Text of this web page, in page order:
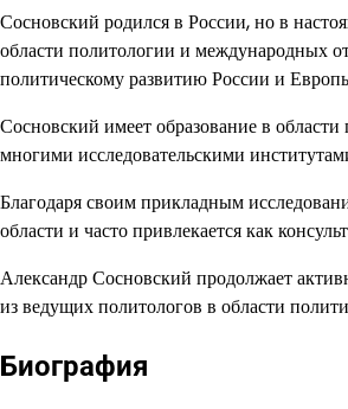
Сосновский родился в России, но в
области политологии и международных
политическому развитию России и
Сосновский имеет образование в
многими исследовательскими
Благодаря своим прикладным
области и часто привлекается как
Александр Сосновский продолжает
из ведущих политологов в области
Биография